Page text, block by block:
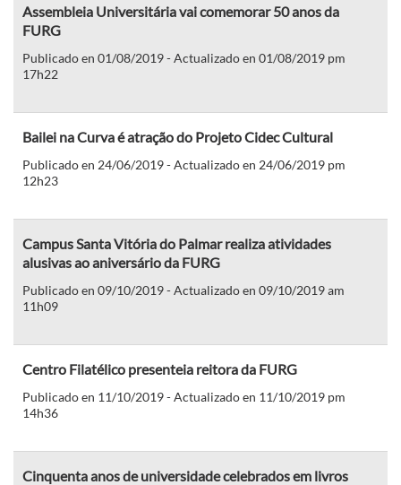
Assembleia Universitária vai comemorar 50 anos da
FURG
Publicado en 01/08/2019 - Actualizado en 01/08/2019 pm
17h22
Bailei na Curva é atração do Projeto Cidec Cultural
Publicado en 24/06/2019 - Actualizado en 24/06/2019 pm
12h23
Campus Santa Vitória do Palmar realiza atividades
alusivas ao aniversário da FURG
Publicado en 09/10/2019 - Actualizado en 09/10/2019 am
11h09
Centro Filatélico presenteia reitora da FURG
Publicado en 11/10/2019 - Actualizado en 11/10/2019 pm
14h36
Cinquenta anos de universidade celebrados em livros